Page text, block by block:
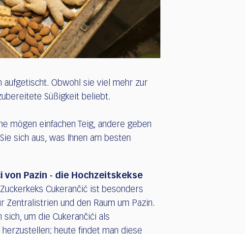
aufgetischt. Obwohl sie viel mehr zur
Süßigkeit beliebt.
mögen einfachen Teig, andere geben
sich aus, was Ihnen am besten
von Pazin - die Hochzeitskekse
Cukerančić ist besonders
Zentralistrien und den Raum um Pazin.
sich, um die Cukerančići als
herzustellen; heute findet man diese